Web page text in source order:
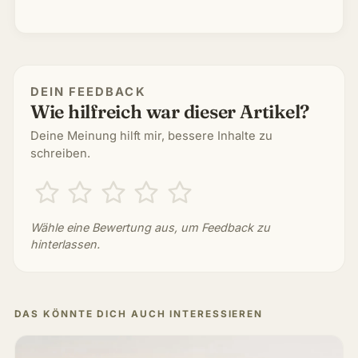
DEIN FEEDBACK
Wie hilfreich war dieser Artikel?
Deine Meinung hilft mir, bessere Inhalte zu
schreiben.
Wähle eine Bewertung aus, um Feedback zu
hinterlassen.
DAS KÖNNTE DICH AUCH INTERESSIEREN